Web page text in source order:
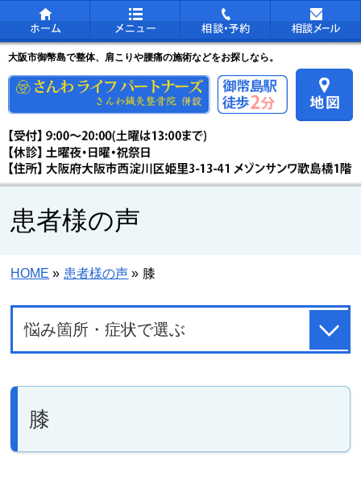
大阪市御幣島で整体、肩こりや腰痛の施術などをお探しなら。
患者様の声
HOME » 患者様の声 » 膝
悩み箇所・症状で選ぶ
膝